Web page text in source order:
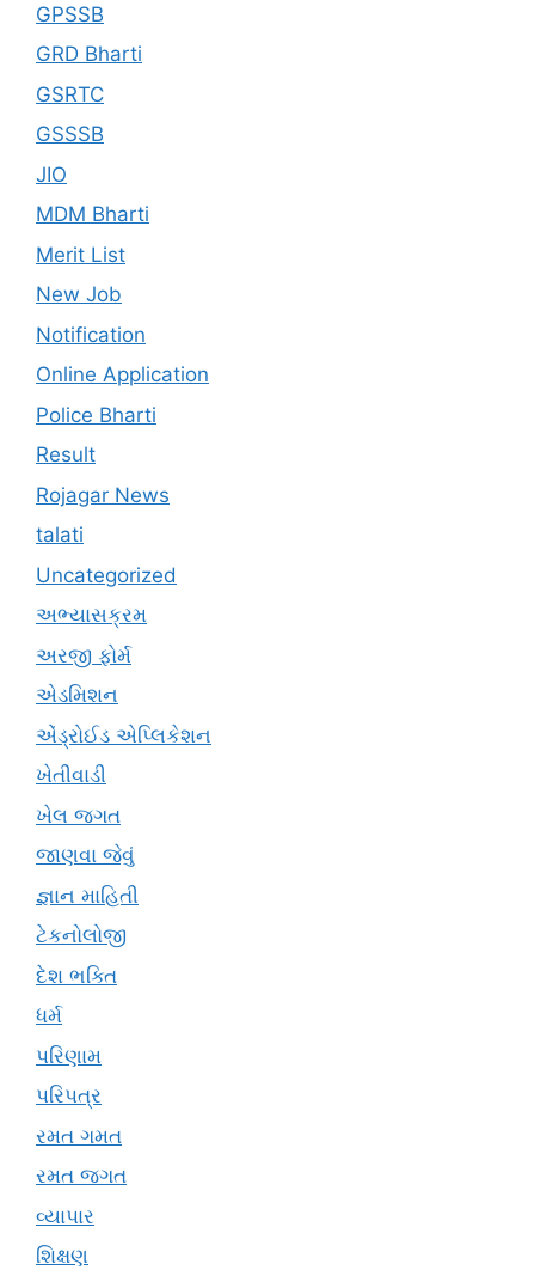
GPSSB
GRD Bharti
GSRTC
GSSSB
JIO
MDM Bharti
Merit List
New Job
Notification
Online Application
Police Bharti
Result
Rojagar News
talati
Uncategorized
અભ્યાસક્રમ
અરજી ફોર્મ
એડમિશન
એંડ્રોઈડ એપ્લિકેશન
ખેતીવાડી
ખેલ જગત
જાણવા જેવું
જ્ઞાન માહિતી
ટેકનોલોજી
દેશ ભક્તિ
ધર્મ
પરિણામ
પરિપત્ર
રમત ગમત
રમત જગત
વ્યાપાર
શિક્ષણ